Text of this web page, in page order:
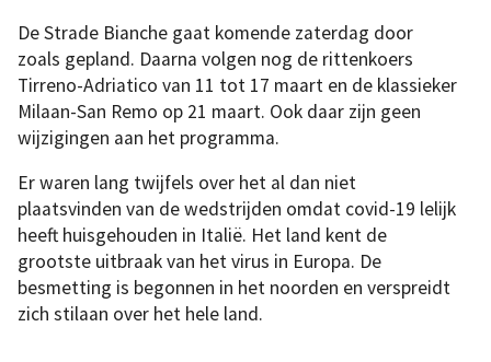
De Strade Bianche gaat komende zaterdag door
zoals gepland. Daarna volgen nog de rittenkoers
Tirreno-Adriatico van 11 tot 17 maart en de klassieker
Milaan-San Remo op 21 maart. Ook daar zijn geen
wijzigingen aan het programma.
Er waren lang twijfels over het al dan niet
plaatsvinden van de wedstrijden omdat covid-19 lelijk
heeft huisgehouden in Italië. Het land kent de
grootste uitbraak van het virus in Europa. De
besmetting is begonnen in het noorden en verspreidt
zich stilaan over het hele land.